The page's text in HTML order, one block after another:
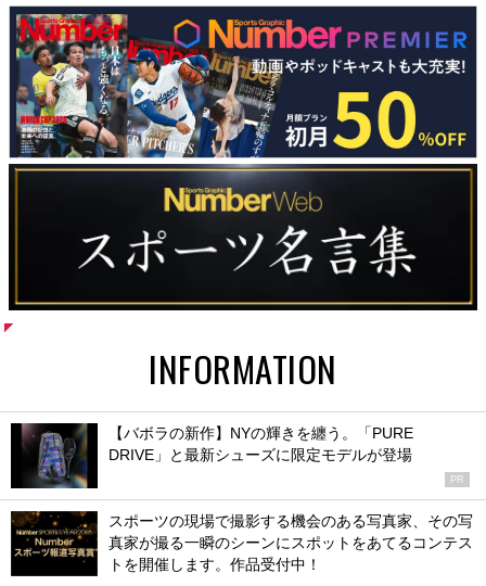
INFORMATION
【バボラの新作】NYの輝きを纏う。「PURE
DRIVE」と最新シューズに限定モデルが登場
PR
スポーツの現場で撮影する機会のある写真家、その写
真家が撮る一瞬のシーンにスポットをあてるコンテス
トを開催します。作品受付中！